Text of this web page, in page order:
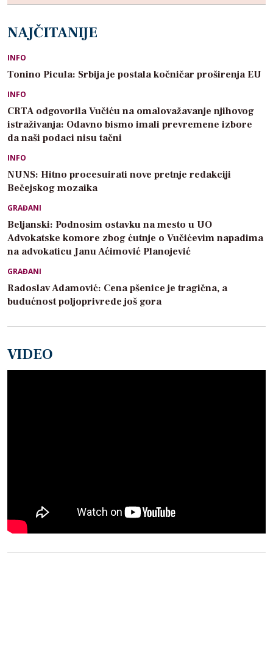
NAJČITANIJE
INFO
Tonino Picula: Srbija je postala kočničar proširenja EU
INFO
CRTA odgovorila Vučiću na omalovažavanje njihovog
istraživanja: Odavno bismo imali prevremene izbore
da naši podaci nisu tačni
INFO
NUNS: Hitno procesuirati nove pretnje redakciji
Bečejskog mozaika
GRAĐANI
Beljanski: Podnosim ostavku na mesto u UO
Advokatske komore zbog ćutnje o Vučićevim napadima
na advokaticu Janu Aćimović Planojević
GRAĐANI
Radoslav Adamović: Cena pšenice je tragična, a
budućnost poljoprivrede još gora
VIDEO